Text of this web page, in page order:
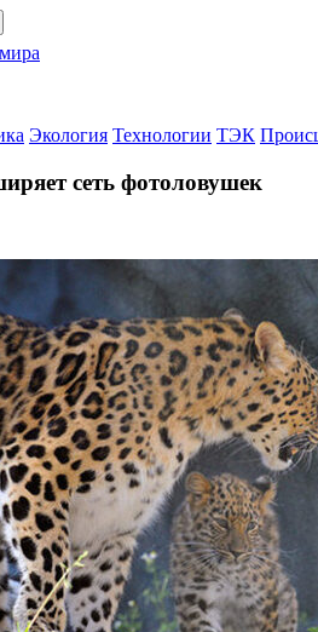
Экология Технологии ТЭК
сеть фотоловушек